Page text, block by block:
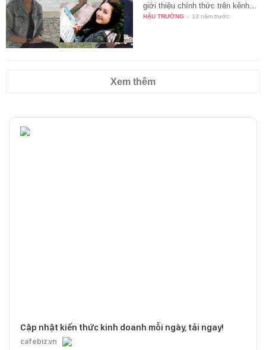
giới thiệu chính thức trên kênh…
HẬU TRƯỜNG - 13 năm trước
Xem thêm
Cập nhật kiến thức kinh doanh mỗi ngày, tải ngay!
cafebiz.vn